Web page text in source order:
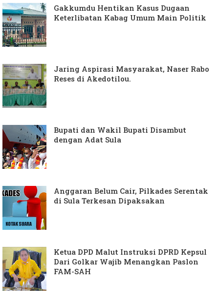
Gakkumdu Hentikan Kasus Dugaan
Keterlibatan Kabag Umum Main Politik
Jaring Aspirasi Masyarakat, Naser Rabo
Reses di Akedotilou.
Bupati dan Wakil Bupati Disambut
dengan Adat Sula
Anggaran Belum Cair, Pilkades Serentak
di Sula Terkesan Dipaksakan
Ketua DPD Malut Instruksi DPRD Kepsul
Dari Golkar Wajib Menangkan Paslon
FAM-SAH